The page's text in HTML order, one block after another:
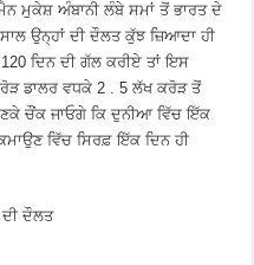
ਮੁਕੇਸ਼ ਅੰਬਾਨੀ ਲੰਬੇ ਸਮਾਂ ਤੋਂ ਭਾਰਤ ਦੇ
ਉਨ੍ਹਾਂ ਦੀ ਦੌਲਤ ਕੁੱਝ ਜ਼ਿਆਦਾ ਹੀ
ਦਿਨ ਦੀ ਗੱਲ ਕਰੀਏ ਤਾਂ ਇਸ
ਡਾਲਰ ਵਧਕੇ 2 . 5 ਲੱਖ ਕਰੋੜ ਤੋਂ
ਚੌਂਕ ਜਾਓਗੇ ਕਿ ਦੁਨੀਆ ਵਿੱਚ ਇੱਕ
ਵਿੱਚ ਸਿਰਫ਼ ਇੱਕ ਦਿਨ ਹੀ
ਦੀ ਦੌਲਤ